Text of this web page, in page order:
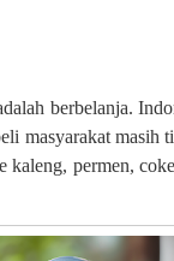
berbelanja.
masyarakat masih
kaleng, permen,